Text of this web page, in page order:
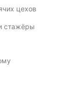
цехов
стажёры